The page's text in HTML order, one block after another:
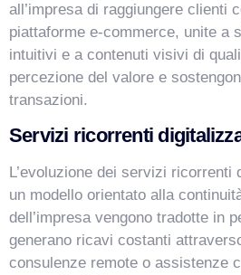
all’impresa di raggiungere clienti
piattaforme e-commerce, unite a
intuitivi e a contenuti visivi di
percezione del valore e
transazioni.
Servizi ricorrenti
L’evoluzione dei servizi ricorrenti
un modello orientato alla
dell’impresa vengono tradotte in
generano ricavi costanti
consulenze remote o assistenze